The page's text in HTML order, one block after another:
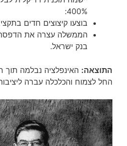
400%:
בוצעו קיצוצים חדים
הממשלה עצרה את
בנק ישראל.
התוצאה: האינפלציה נבלמה
החל לצמוח והכלכלה עברה